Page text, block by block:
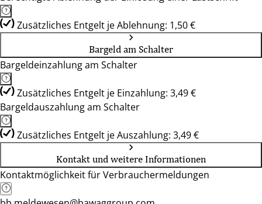
Zusätzliches Entgelt je Ablehnung: 1,50 €
Bargeld am Schalter
Bargeldeinzahlung am Schalter
Zusätzliches Entgelt je Einzahlung: 3,49 €
Bargeldauszahlung am Schalter
Zusätzliches Entgelt je Auszahlung: 3,49 €
Kontakt und weitere Informationen
Kontaktmöglichkeit für Verbrauchermeldungen